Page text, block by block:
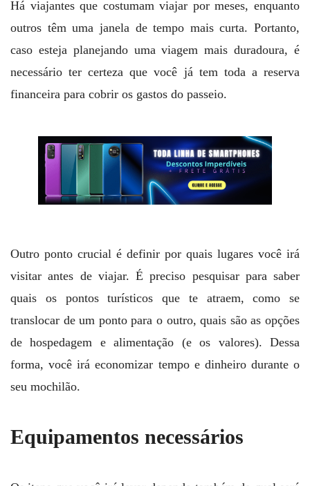
Há viajantes que costumam viajar por meses, enquanto
outros têm uma janela de tempo mais curta. Portanto,
caso esteja planejando uma viagem mais duradoura, é
necessário ter certeza que você já tem toda a reserva
financeira para cobrir os gastos do passeio.
Outro ponto crucial é definir por quais lugares você irá
visitar antes de viajar. É preciso pesquisar para saber
quais os pontos turísticos que te atraem, como se
translocar de um ponto para o outro, quais são as opções
de hospedagem e alimentação (e os valores). Dessa
forma, você irá economizar tempo e dinheiro durante o
seu mochilão.
Equipamentos necessários